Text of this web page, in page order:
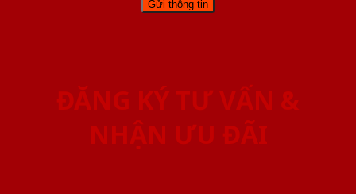
ĐĂNG KÝ TƯ VẤN &
NHẬN ƯU ĐÃI